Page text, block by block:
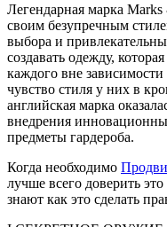
Легендарная марка
своим безупречным
выбора и
создавать одежду,
каждого вне
чувство стиля у них в
английская марка
внедрения
предметы гардероба.
Когда необходимо
лучше всего доверить
знают как это сделать